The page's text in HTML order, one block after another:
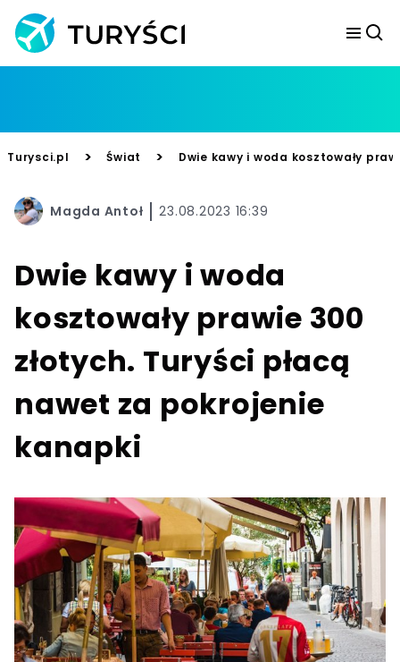
Turysci.pl > Świat > Dwie kawy i woda kosztowały
Magda Antoł 23.08.2023 16:39
Dwie kawy i woda
kosztowały prawie 300
złotych. Turyści płacą
nawet za pokrojenie
kanapki